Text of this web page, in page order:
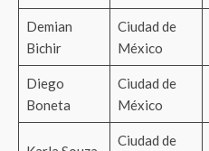
Demian
Bichir
Ciudad de
México
Diego
Boneta
Ciudad de
México
Ciudad de